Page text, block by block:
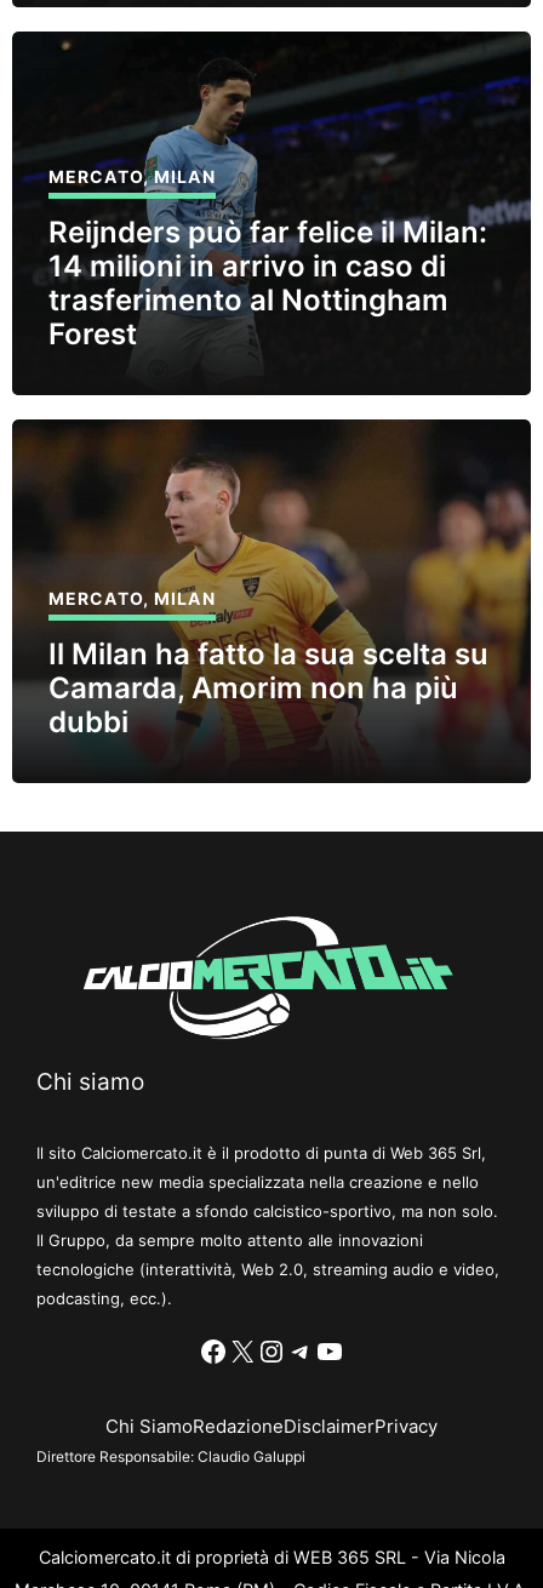
MERCATO,MILAN
Reijnders può far felice il Milan:
14 milioni in arrivo in caso di
trasferimento al Nottingham
Forest
MERCATO,MILAN
Il Milan ha fatto la sua scelta su
Camarda, Amorim non ha più
dubbi
Chi siamo
Il sito Calciomercato.it è il prodotto di punta di Web 365 Srl,
un'editrice new media specializzata nella creazione e nello
sviluppo di testate a sfondo calcistico-sportivo, ma non solo.
Il Gruppo, da sempre molto attento alle innovazioni
tecnologiche (interattività, Web 2.0, streaming audio e video,
podcasting, ecc.).
Facebook
X Instagram
Telegram
YouTube
Chi SiamoRedazioneDisclaimerPrivacy
Direttore Responsabile: Claudio Galuppi
Calciomercato.it di proprietà di WEB 365 SRL - Via Nicola